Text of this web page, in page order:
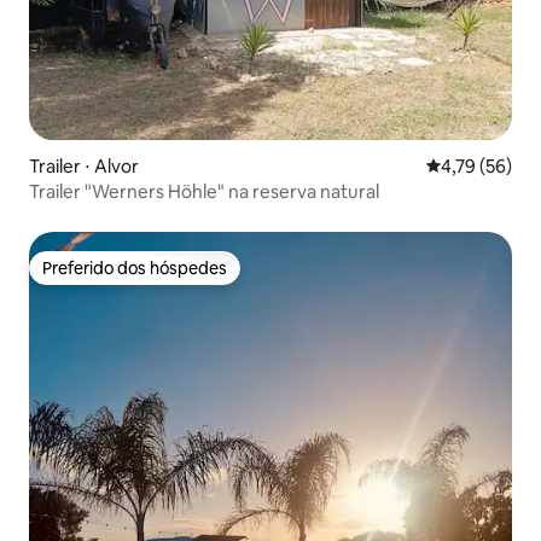
Trailer ⋅ Alvor 4,79 de uma
4,79 (56)
Trailer "Werners Höhle" na reserva natural
Preferido dos hóspedes
Preferido dos hóspedes